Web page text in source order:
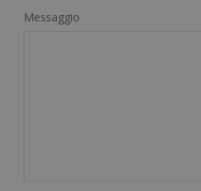
Messaggio